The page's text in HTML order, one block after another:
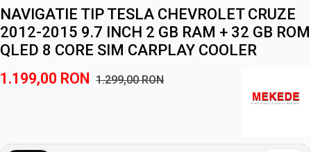
NAVIGATIE TIP TESLA CHEVROLET CRUZE
2012-2015 9.7 INCH 2 GB RAM + 32 GB ROM
QLED 8 CORE SIM CARPLAY COOLER
1.199,00 RON 1.299,00RON